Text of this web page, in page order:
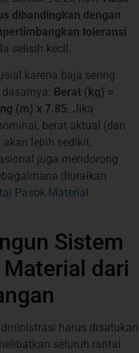
dibandingkan dengan
toleransi
selisih kecil.
karena baja sering
Berat (kg) =
(m) x 7.85. Jika
berat aktual (dan
lebih sedikit,
juga mendorong
diuraikan
Pasok Material
Sistem
dari
harus disatukan
seluruh rantai